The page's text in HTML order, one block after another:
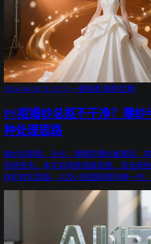
2026-06-20 21:21:53 一键抠图 摄影后期
PS抠婚纱总抠不干净？薄纱
种处理思路
婚纱后期里，头纱、裙摆的薄纱最难抠，
质感丢失。本文讲清楚通道抠图、混合颜
体的真实思路，以及AI抠图能帮到哪一步。